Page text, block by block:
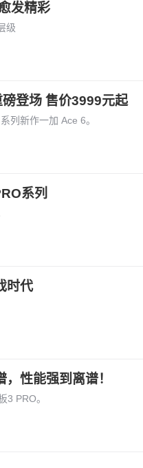
发精彩
级
登场 售价3999元起
列新作一加 Ace 6。
系列
时代
性能强到离谱！
PRO。